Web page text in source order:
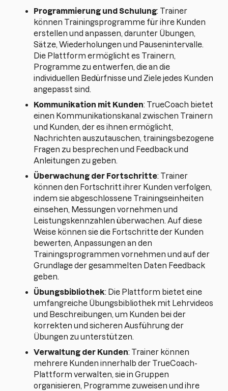
Programmierung und Schulung: Trainer
können Trainingsprogramme für ihre Kunden
erstellen und anpassen, darunter Übungen,
Sätze, Wiederholungen und Pausenintervalle.
Die Plattform ermöglicht es Trainern,
Programme zu entwerfen, die an die
individuellen Bedürfnisse und Ziele jedes Kunden
angepasst sind.
Kommunikation mit Kunden: TrueCoach bietet
einen Kommunikationskanal zwischen Trainern
und Kunden, der es ihnen ermöglicht,
Nachrichten auszutauschen, trainingsbezogene
Fragen zu besprechen und Feedback und
Anleitungen zu geben.
Überwachung der Fortschritte: Trainer
können den Fortschritt ihrer Kunden verfolgen,
indem sie abgeschlossene Trainingseinheiten
einsehen, Messungen vornehmen und
Leistungskennzahlen überwachen. Auf diese
Weise können sie die Fortschritte der Kunden
bewerten, Anpassungen an den
Trainingsprogrammen vornehmen und auf der
Grundlage der gesammelten Daten Feedback
geben.
Übungsbibliothek: Die Plattform bietet eine
umfangreiche Übungsbibliothek mit Lehrvideos
und Beschreibungen, um Kunden bei der
korrekten und sicheren Ausführung der
Übungen zu unterstützen.
Verwaltung der Kunden: Trainer können
mehrere Kunden innerhalb der TrueCoach-
Plattform verwalten, sie in Gruppen
organisieren, Programme zuweisen und ihre